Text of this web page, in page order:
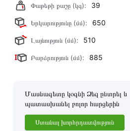
կատարվում է 14 օրվա ընթացքում:
Փաթեթի քաշը (կգ): 39
Երկարությունը (մմ): 650
Լայնություն (մմ): 510
Բարձրություն (մմ): 885
Մասնագետը կօգնի Ձեզ ընտրել և
պատասխանել բոլոր հարցերին
Ստանալ խորհրդատվություն